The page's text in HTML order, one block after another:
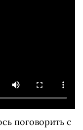
поговорить с